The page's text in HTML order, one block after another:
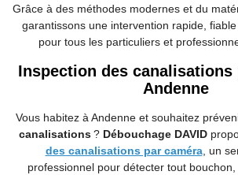
Grâce à des méthodes modernes et du
garantissons une intervention rapide,
pour tous les particuliers et
Inspection des canalisations
Andenne
Vous habitez à Andenne et souhaitez
canalisations? Débouchage DAVID
des canalisations par caméra, un
professionnel pour détecter tout